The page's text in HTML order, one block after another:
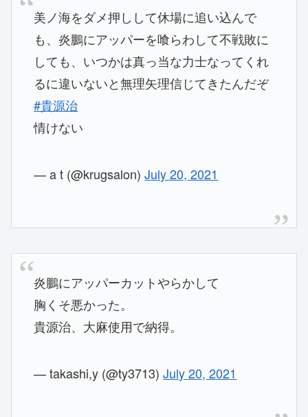
美ノ海をダメ押しして休場に追い込んで
も、炎鵬にアッパーを喰らわして不戦敗に
しても、いつかは真っ当な力士なってくれ
るに違いないと無理矢理信じてきたんだぞ
#貴源治
情けない
— a t (@krugsalon)July 20, 2021
炎鵬にアッパーカットやらかして
胸くそ悪かった。
貴源治、大麻使用で納得。
— takashi,y (@ty3713)July 20, 2021